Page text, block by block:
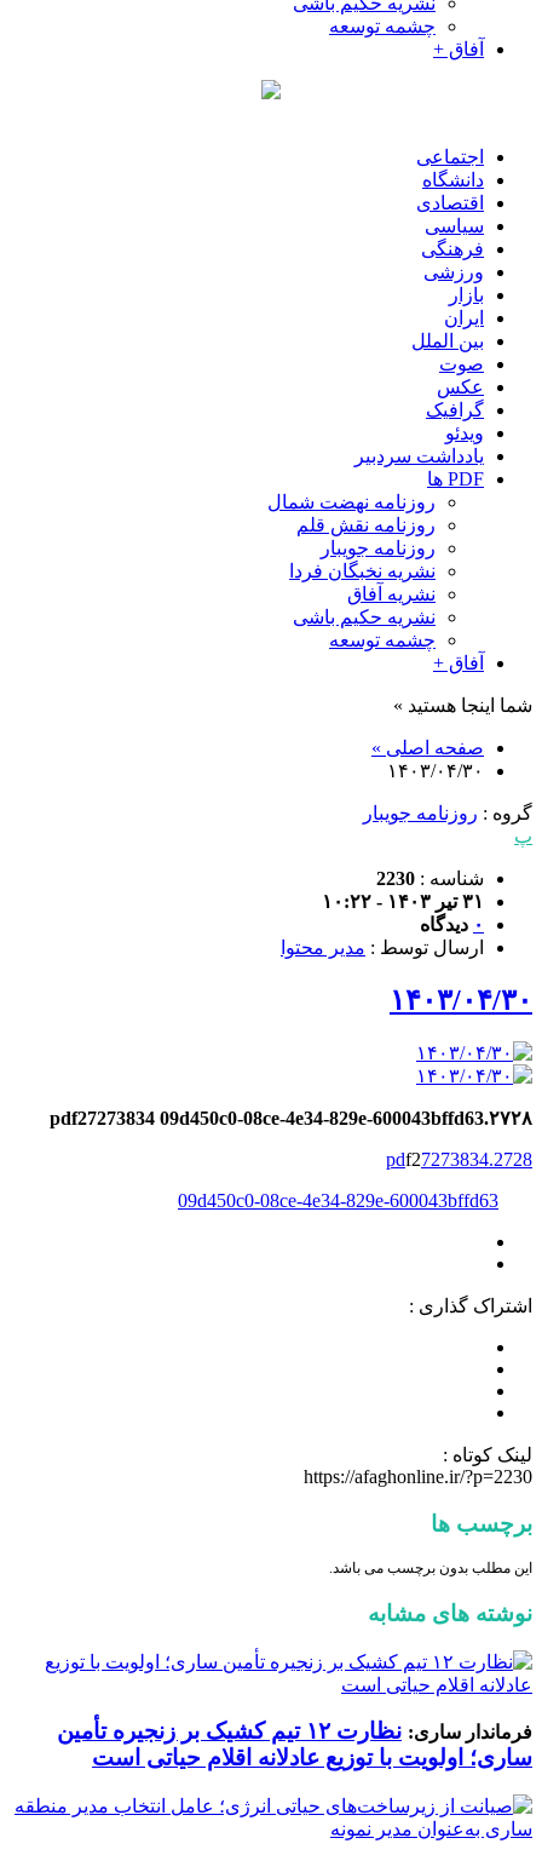
چشمه توسعه
آفاق +
اجتماعی
دانشگاه
اقتصادی
سیاسی
فرهنگی
ورزشی
بازار
ایران
بین الملل
صوت
عکس
گرافیک
ویدئو
یادداشت سردبیر
PDF ها
روزنامه نهضت شمال
روزنامه نقش قلم
روزنامه جویبار
نشریه نخبگان فردا
نشریه آفاق
نشریه حکیم باشی
چشمه توسعه
آفاق +
شما اینجا هستید »
صفحه اصلی »
۱۴۰۳/۰۴/۳۰
گروه : روزنامه جویبار
پ
شناسه : 2230
۳۱ تیر ۱۴۰۳ - ۱۰:۲۲
۰ دیدگاه
ارسال توسط : مدیر محتوا
۱۴۰۳/۰۴/۳۰
۲۷۲۸.pdf27273834 09d450c0-08ce-4e34-829e-600043bffd63
2728.pd
f27273834
09d450c0-08ce-4e34-829e-600043bffd63
اشتراک گذاری :
لینک کوتاه :
https://afaghonline.ir/?p=2230
برچسب ها
این مطلب بدون برچسب می باشد.
نوشته های مشابه
فرماندار ساری:
نظارت ۱۲ تیم کشیک بر زنجیره تأمین
ساری؛ اولویت با توزیع عادلانه اقلام حیاتی است